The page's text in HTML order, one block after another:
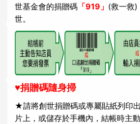
世基金會的捐贈碼 「919」 (救一救)
世。
♥捐贈碼隨身掃
★請將創世捐贈碼或專屬貼紙列印
片上，或儲存於手機內，結帳時主